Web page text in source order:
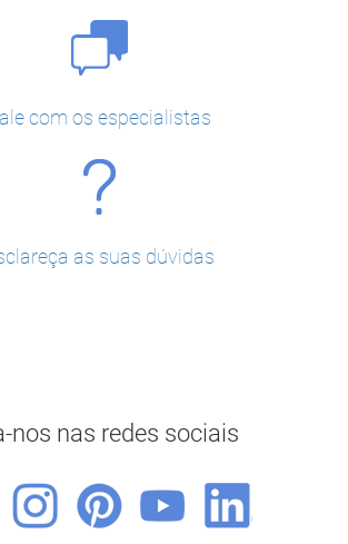
com os especialistas
as suas dúvidas
nos nas redes sociais